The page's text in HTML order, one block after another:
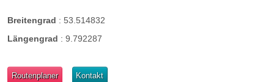
Breitengrad : 53.514832
Längengrad : 9.792287
Routenplaner Kontakt